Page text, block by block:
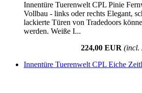
Innentüre Tuerenwelt CPL Pinie
Vollbau - links oder rechts Elegant,
lackierte Türen von Tradedoors
werden. Weiße I...
224,00 EUR (incl.
Innentüre Tuerenwelt CPL Eiche